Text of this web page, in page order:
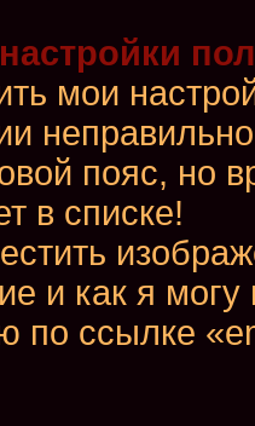
мои
пояс, но
в списке!
и как я могу
по ссылке